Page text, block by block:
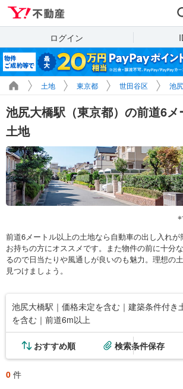
ログイン
土地 東京都 世田谷区 池
池尻大橋駅（東京都）の前道6
土地
前道6メートル以上の土地なら自動車の出し入れ
お持ちの方にオススメです。また物件の前に十分
るので日当たりや風通しが良いのも魅力。理想の
見つけましょう。
池尻大橋駅｜価格未定を含む｜建築条件付き
を含む｜前道6m以上
おすすめ順 検索条件保存
0 件